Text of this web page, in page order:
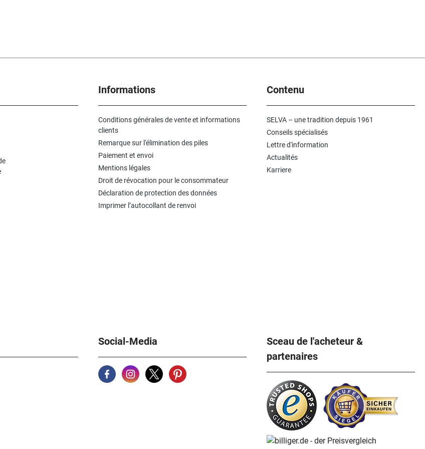
Informations
Conditions générales de vente et informations
clients
Remarque sur l'élimination des piles
Paiement et envoi
Mentions légales
Droit de révocation pour le consommateur
Déclaration de protection des données
Imprimer l’autocollant de renvoi
Contenu
SELVA – une tradition depuis 1961
Conseils spécialisés
Lettre d'information
Actualités
Karriere
Social-Media
Sceau de l'acheteur &
partenaires